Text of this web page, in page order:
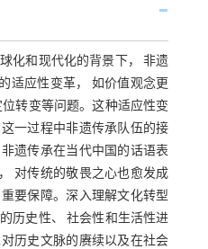
化和现代化的背景下， 非遗
适应性变革， 如价值观念更
转变等问题。这种适应性变
一过程中非遗传承队伍的接
遗传承在当代中国的话语表
对传统的敬畏之心也愈发成
要保障。深入理解文化转型
历史性、 社会性和生活性进
历史文脉的赓续以及在社会